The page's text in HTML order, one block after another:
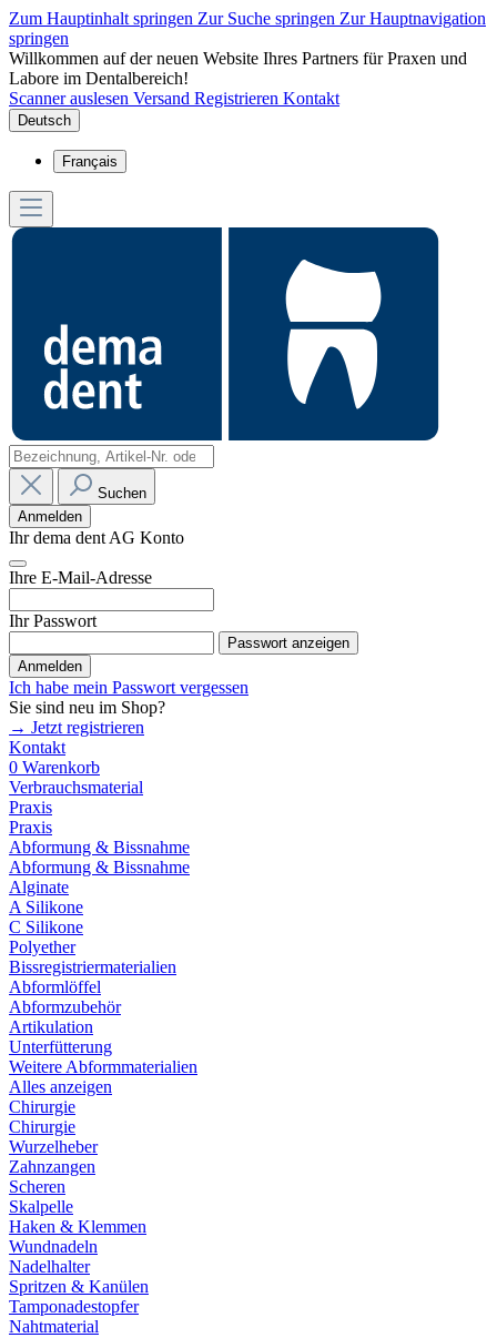
Zum Hauptinhalt springen Zur Suche springen Zur Hauptnavigation
springen
Willkommen auf der neuen Website Ihres Partners für Praxen und
Labore im Dentalbereich!
Scanner auslesen Versand Registrieren Kontakt
Deutsch
Français
Suchen
Anmelden
Ihr dema dent AG Konto
Ihre E-Mail-Adresse
Ihr Passwort
Passwort anzeigen
Anmelden
Ich habe mein Passwort vergessen
Sie sind neu im Shop?
→ Jetzt registrieren
Kontakt
0 Warenkorb
Verbrauchsmaterial
Praxis
Praxis
Abformung & Bissnahme
Abformung & Bissnahme
Alginate
A Silikone
C Silikone
Polyether
Bissregistriermaterialien
Abformlöffel
Abformzubehör
Artikulation
Unterfütterung
Weitere Abformmaterialien
Alles anzeigen
Chirurgie
Chirurgie
Wurzelheber
Zahnzangen
Scheren
Skalpelle
Haken & Klemmen
Wundnadeln
Nadelhalter
Spritzen & Kanülen
Tamponadestopfer
Nahtmaterial